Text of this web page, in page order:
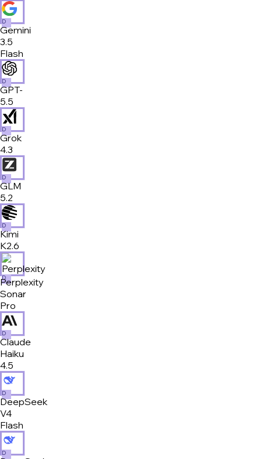
D
Gemini
3.5
Flash
D
GPT-
5.5
D
Grok
4.3
D
GLM
5.2
D
Kimi
K2.6
D
Perplexity
Sonar
Pro
D
Claude
Haiku
4.5
D
DeepSeek
V4
Flash
D